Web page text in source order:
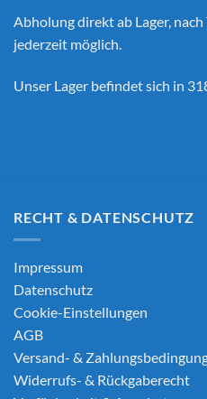
Abholung direkt ab Lager,
jederzeit möglich.
Unser Lager befindet sich in
RECHT & DATENSCHUTZ
Impressum
Datenschutz
Cookie-Einstellungen
AGB
Versand- &
Widerrufs- & Rückgaberecht